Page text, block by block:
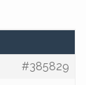
#385829